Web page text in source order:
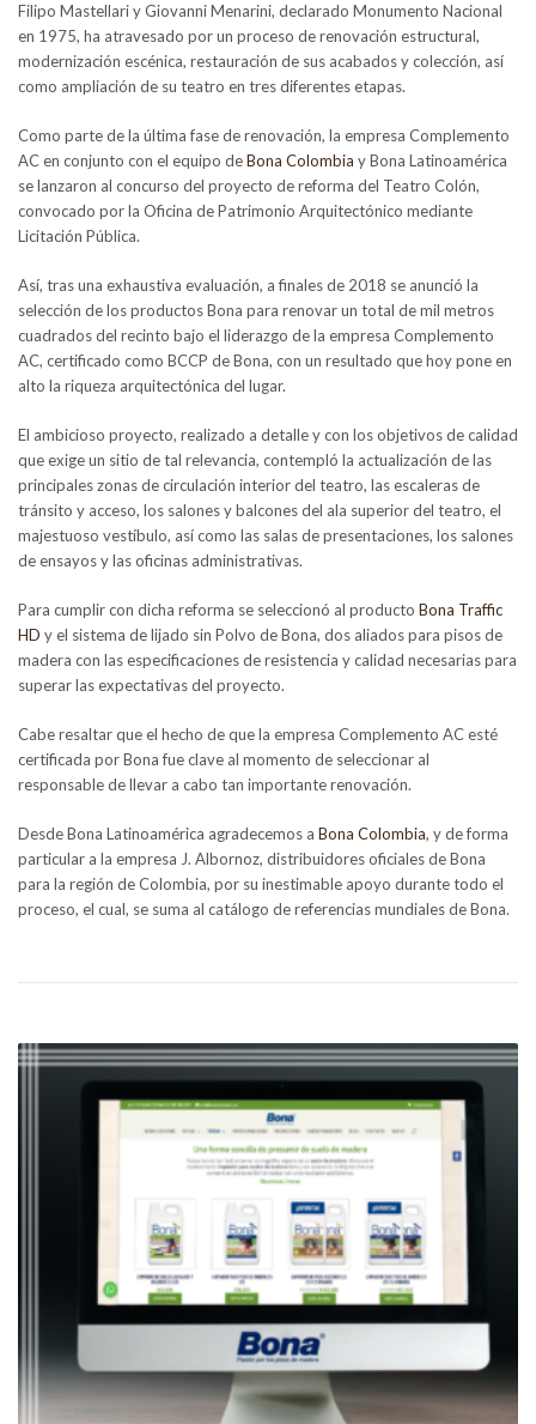
Filipo Mastellari y Giovanni Menarini, declarado Monumento Nacional
en 1975, ha atravesado por un proceso de renovación estructural,
modernización escénica, restauración de sus acabados y colección, así
como ampliación de su teatro en tres diferentes etapas.
Como parte de la última fase de renovación, la empresa Complemento
AC en conjunto con el equipo deBona Colombia y Bona Latinoamérica
se lanzaron al concurso del proyecto de reforma del Teatro Colón,
convocado por la Oficina de Patrimonio Arquitectónico mediante
Licitación Pública.
Así, tras una exhaustiva evaluación, a finales de 2018 se anunció la
selección de los productos Bona para renovar un total de mil metros
cuadrados del recinto bajo el liderazgo de la empresa Complemento
AC, certificado como BCCP de Bona, con un resultado que hoy pone en
alto la riqueza arquitectónica del lugar.
El ambicioso proyecto, realizado a detalle y con los objetivos de calidad
que exige un sitio de tal relevancia, contempló la actualización de las
principales zonas de circulación interior del teatro, las escaleras de
tránsito y acceso, los salones y balcones del ala superior del teatro, el
majestuoso vestíbulo, así como las salas de presentaciones, los salones
de ensayos y las oficinas administrativas.
Para cumplir con dicha reforma se seleccionó al producto Bona Traffic
HD y el sistema de lijado sin Polvo de Bona, dos aliados para pisos de
madera con las especificaciones de resistencia y calidad necesarias para
superar las expectativas del proyecto.
Cabe resaltar que el hecho de que la empresa Complemento AC esté
certificada por Bona fue clave al momento de seleccionar al
responsable de llevar a cabo tan importante renovación.
Desde Bona Latinoamérica agradecemos a Bona Colombia, y de forma
particular a la empresa J. Albornoz, distribuidores oficiales de Bona
para la región de Colombia, por su inestimable apoyo durante todo el
proceso, el cual, se suma al catálogo de referencias mundiales de Bona.